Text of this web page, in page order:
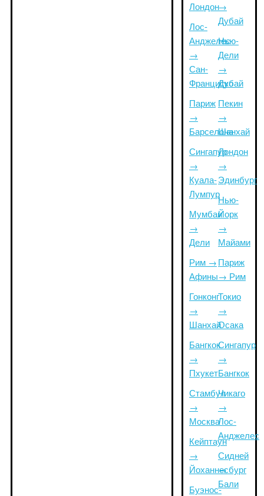
Лондон
Лос-
Анджелес
→
Сан-
Франциско
Париж
→
Барселона
Сингапур
→
Куала-
Лумпур
Мумбаи
→
Дели
Рим →
Афины
Гонконг
→
Шанхай
Бангкок
→
Пхукет
Стамбул
→
Москва
Кейптаун
→
Йоханнесбург
Буэнос-
→
Дубай
Нью-
Дели
→
Дубай
Пекин
→
Шанхай
Лондон
→
Эдинбург
Нью-
Йорк
→
Майами
Париж
→ Рим
Токио
→
Осака
Сингапур
→
Бангкок
Чикаго
→
Лос-
Анджелес
Сидней
→
Бали